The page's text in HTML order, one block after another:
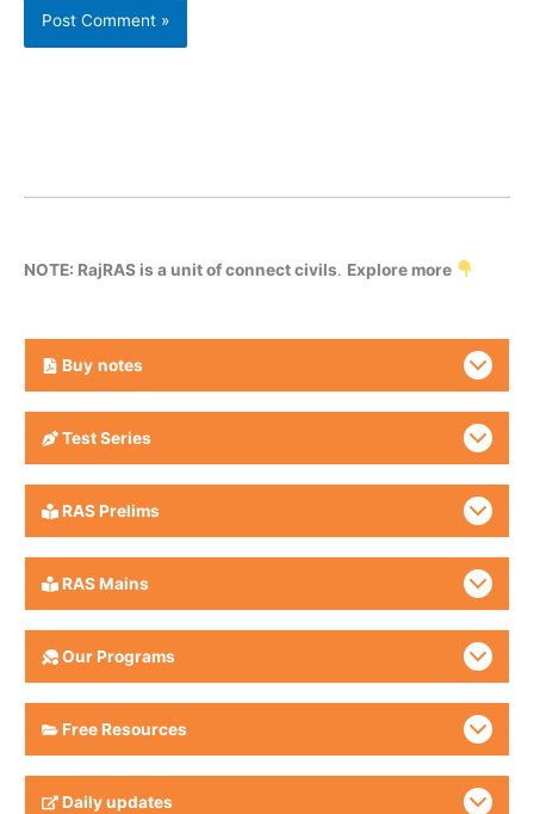
NOTE: RajRAS is a unit of connect civils. Explore more
Buy notes
Test Series
RAS Prelims
RAS Mains
Our Programs
Free Resources
Daily updates